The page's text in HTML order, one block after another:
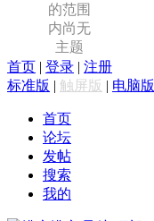
的范围
内尚无
主题
首页 | 登录 | 注册
标准版 | 触屏版 | 电脑版
首页
论坛
发帖
搜索
我的